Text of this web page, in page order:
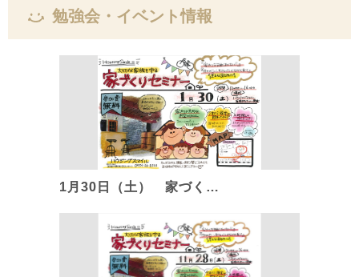
勉強会・イベント情報
1月30日（土） 家づく…